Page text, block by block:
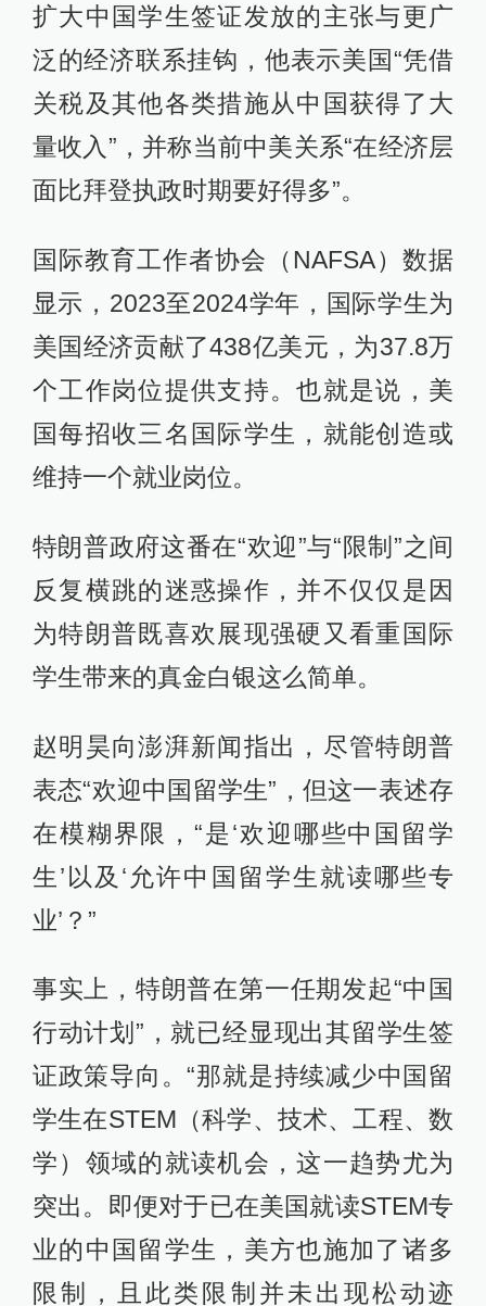
扩大中国学生签证发放的主张与更广
泛的经济联系挂钩，他表示美国“凭借
关税及其他各类措施从中国获得了大
量收入”，并称当前中美关系“在经济层
面比拜登执政时期要好得多”。
国际教育工作者协会（NAFSA）数据
显示，2023至2024学年，国际学生为
美国经济贡献了438亿美元，为37.8万
个工作岗位提供支持。也就是说，美
国每招收三名国际学生，就能创造或
维持一个就业岗位。
特朗普政府这番在“欢迎”与“限制”之间
反复横跳的迷惑操作，并不仅仅是因
为特朗普既喜欢展现强硬又看重国际
学生带来的真金白银这么简单。
赵明昊向澎湃新闻指出，尽管特朗普
表态“欢迎中国留学生”，但这一表述存
在模糊界限，“是‘欢迎哪些中国留学
生’以及‘允许中国留学生就读哪些专
业’？”
事实上，特朗普在第一任期发起“中国
行动计划”，就已经显现出其留学生签
证政策导向。“那就是持续减少中国留
学生在STEM（科学、技术、工程、数
学）领域的就读机会，这一趋势尤为
突出。即便对于已在美国就读STEM专
业的中国留学生，美方也施加了诸多
限制，且此类限制并未出现松动迹